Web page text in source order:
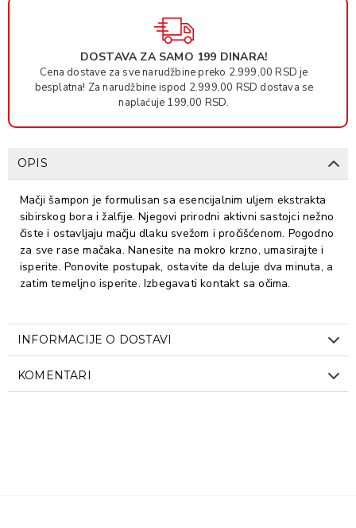
DOSTAVA ZA SAMO 199 DINARA!
Cena dostave za sve narudžbine preko 2.999,00 RSD je
besplatna! Za narudžbine ispod 2.999,00 RSD dostava se
naplaćuje 199,00 RSD.
OPIS
Mačji šampon je formulisan sa esencijalnim uljem ekstrakta
sibirskog bora i žalfije. Njegovi prirodni aktivni sastojci nežno
čiste i ostavljaju mačju dlaku svežom i pročišćenom. Pogodno
za sve rase mačaka. Nanesite na mokro krzno, umasirajte i
isperite. Ponovite postupak, ostavite da deluje dva minuta, a
zatim temeljno isperite. Izbegavati kontakt sa očima.
INFORMACIJE O DOSTAVI
KOMENTARI